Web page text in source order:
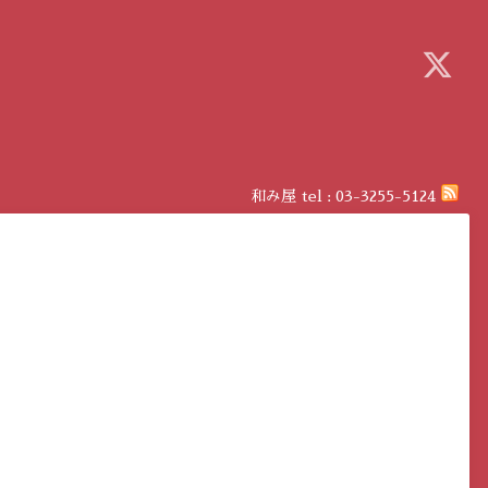
和み屋 tel : 03-3255-5124